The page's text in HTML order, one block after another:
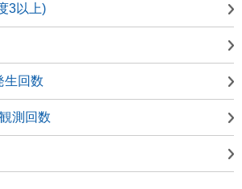
3以上)
生回数
測回数